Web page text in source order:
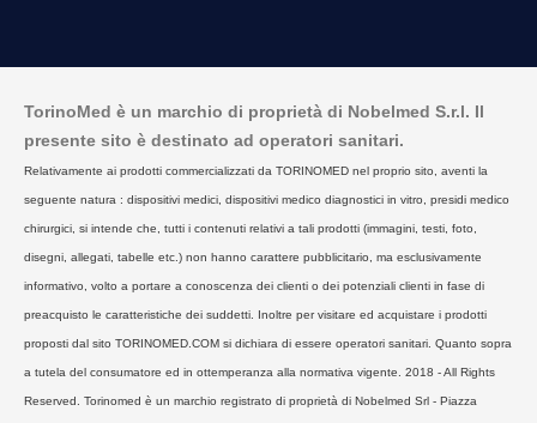
TorinoMed è un marchio di proprietà di Nobelmed S.r.l. Il
presente sito è destinato ad operatori sanitari.
Relativamente ai prodotti commercializzati da TORINOMED nel proprio sito, aventi la
seguente natura : dispositivi medici, dispositivi medico diagnostici in vitro, presidi medico
chirurgici, si intende che, tutti i contenuti relativi a tali prodotti (immagini, testi, foto,
disegni, allegati, tabelle etc.) non hanno carattere pubblicitario, ma esclusivamente
informativo, volto a portare a conoscenza dei clienti o dei potenziali clienti in fase di
preacquisto le caratteristiche dei suddetti. Inoltre per visitare ed acquistare i prodotti
proposti dal sito TORINOMED.COM si dichiara di essere operatori sanitari. Quanto sopra
a tutela del consumatore ed in ottemperanza alla normativa vigente. 2018 - All Rights
Reserved. Torinomed è un marchio registrato di proprietà di Nobelmed Srl - Piazza